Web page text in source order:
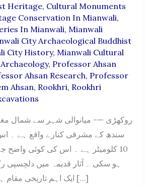
Heritage, Cultural Monuments
Conservation In Mianwali,
In Mianwali, Mianwali
City Archaeological Buddhist
City History, Mianwali Cultural
, Professor Ahsan
Ahsan Research, Professor
Ahsan, Rookhri, Rookhri
روکھڑی —- میانوالی شہر سے شمال
سندھ کے مشرقی کنارے واقع ہے ۔
10 کلومیٹر ہے ۔ اس کی کوئی واضح
ہو سکی ۔ آثار قدیمہ میں دلچسپی
ایک اہم تاریخی مقام ہے ۔ روکھڑی کا تعلق […]